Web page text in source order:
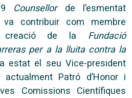
Counsellorde l’esmentat
va contribuir com membre
creació de la Fundació
per a la lluita contra la
estat el seu Vice-president
Patró d’Honor i
Comissions Científiques